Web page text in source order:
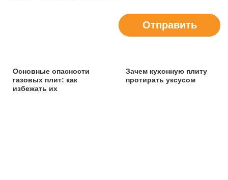
Отправить
Основные опасности
газовых плит: как
избежать их
Зачем кухонную плиту
протирать уксусом